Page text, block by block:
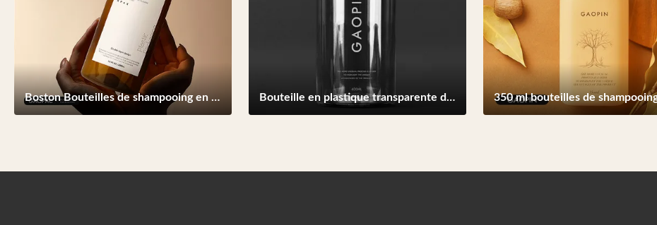
Boston Bouteilles de shampooing en plastique rondes et vides 500 ml Couleur personnalisée Bouteille en plastique transparente de 400 ml contenant du gel de douche pour shampooing vide en PET